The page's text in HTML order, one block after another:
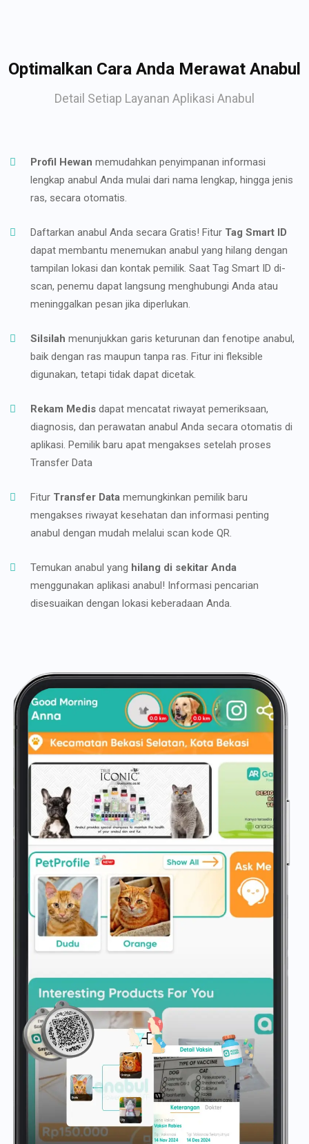
Optimalkan Cara Anda Merawat Anabul
Detail Setiap Layanan Aplikasi Anabul
Profil Hewan memudahkan penyimpanan informasi
lengkap anabul Anda mulai dari nama lengkap, hingga jenis
ras, secara otomatis.
Daftarkan anabul Anda secara Gratis! Fitur Tag Smart ID
dapat membantu menemukan anabul yang hilang dengan
tampilan lokasi dan kontak pemilik. Saat Tag Smart ID di-
scan, penemu dapat langsung menghubungi Anda atau
meninggalkan pesan jika diperlukan.
Silsilah menunjukkan garis keturunan dan fenotipe anabul,
baik dengan ras maupun tanpa ras. Fitur ini fleksible
digunakan, tetapi tidak dapat dicetak.
Rekam Medis dapat mencatat riwayat pemeriksaan,
diagnosis, dan perawatan anabul Anda secara otomatis di
aplikasi. Pemilik baru apat mengakses setelah proses
Transfer Data
Fitur Transfer Data memungkinkan pemilik baru
mengakses riwayat kesehatan dan informasi penting
anabul dengan mudah melalui scan kode QR.
Temukan anabul yang hilang di sekitar Anda
menggunakan aplikasi anabul! Informasi pencarian
disesuaikan dengan lokasi keberadaan Anda.